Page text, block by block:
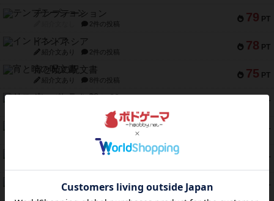
79 PT
テンプテーション
2件の投稿
78 PT
インドネシア
紹介文あり 2件の投稿
75 PT
宵と暁の呪文書
紹介文あり 8件の投稿
PT
リスボン・トラム 28
PT
PT
PT
スペクタキュラー
紹介文なし 1件の投稿